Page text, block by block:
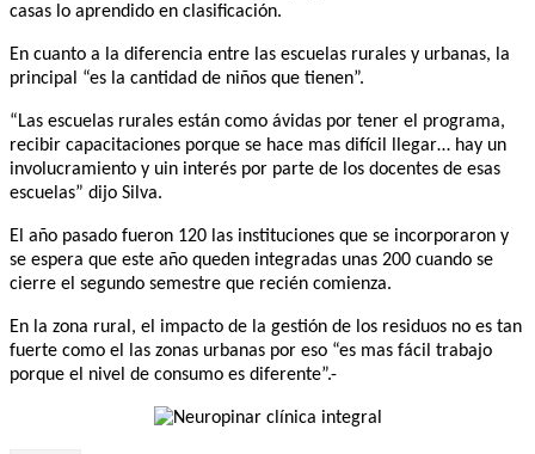
casas lo aprendido en clasificación.
En cuanto a la diferencia entre las escuelas rurales y urbanas, la
principal “es la cantidad de niños que tienen”.
“Las escuelas rurales están como ávidas por tener el programa,
recibir capacitaciones porque se hace mas difícil llegar… hay un
involucramiento y uin interés por parte de los docentes de esas
escuelas” dijo Silva.
El año pasado fueron 120 las instituciones que se incorporaron y
se espera que este año queden integradas unas 200 cuando se
cierre el segundo semestre que recién comienza.
En la zona rural, el impacto de la gestión de los residuos no es tan
fuerte como el las zonas urbanas por eso “es mas fácil trabajo
porque el nivel de consumo es diferente”.-